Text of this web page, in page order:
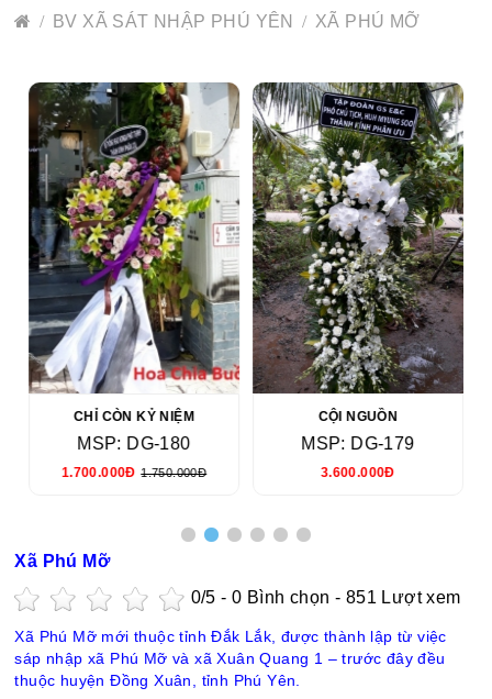
BV XÃ SÁT NHẬP PHÚ YÊN XÃ PHÚ MỠ
CHỈ CÒN KỶ NIỆM
MSP: DG-180
1.700.000Đ 1.750.000Đ
CỘI NGUỒN
MSP: DG-179
3.600.000Đ
Xã Phú Mỡ
0/5 -0 Bình chọn - 851 Lượt xem
Xã Phú Mỡ mới thuộc tỉnh Đắk Lắk, được thành lập từ việc
sáp nhập xã Phú Mỡ và xã Xuân Quang 1 – trước đây đều
thuộc huyện Đồng Xuân, tỉnh Phú Yên.